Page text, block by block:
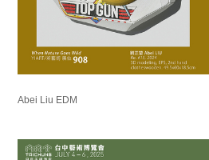
Abei Liu EDM